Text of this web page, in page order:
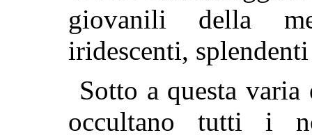
giovanili della
iridescenti,
Sotto a questa
occultano tutti i